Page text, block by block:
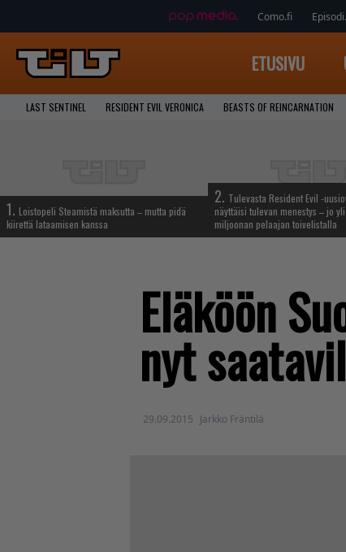
Como.fi
ETUSIVU
LAST SENTINEL RESIDENT EVIL VERONICA BEASTS OF REINCARNATION
1. Loistopeli Steamistä maksutta – mutta pidä
kiirettä lataamisen kanssa
2. Tulevasta Resident Evil -
näyttäisi tulevan menestys – jo
miljoonan pelaajan toivelistalla
Eläköön
nyt
29.09.2015 Jarkko Fräntilä